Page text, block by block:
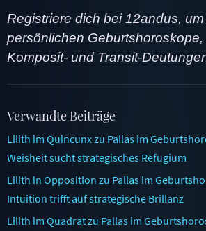
Registriere dich bei 12andus,
persönlichen Geburtshoroskope,
Komposit- und Transit-
Verwandte Beiträge
Lilith im Quincunx zu Pallas im
Weisheit sucht strategisches Refugium
Lilith in Opposition zu Pallas im
Intuition trifft auf strategische Brillanz
Lilith im Quadrat zu Pallas im